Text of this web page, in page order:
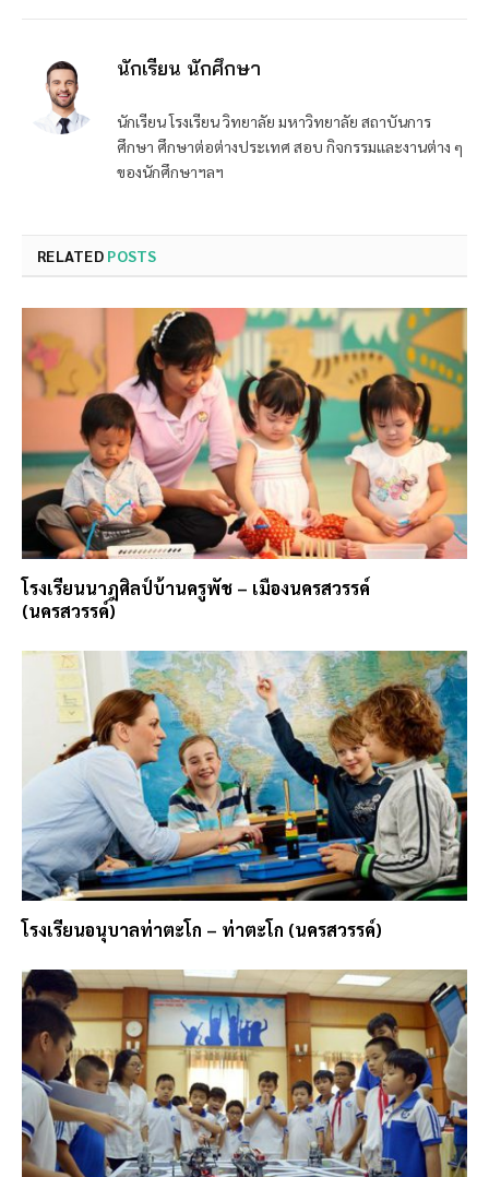
นักเรียน นักศึกษา
นักเรียน โรงเรียน วิทยาลัย มหาวิทยาลัย สถาบันการ
ศึกษา ศึกษาต่อต่างประเทศ สอบ กิจกรรมและงานต่าง ๆ
ของนักศึกษาฯลฯ
RELATED POSTS
โรงเรียนนาฎศิลป์บ้านครูพัช – เมืองนครสวรรค์
(นครสวรรค์)
โรงเรียนอนุบาลท่าตะโก – ท่าตะโก (นครสวรรค์)